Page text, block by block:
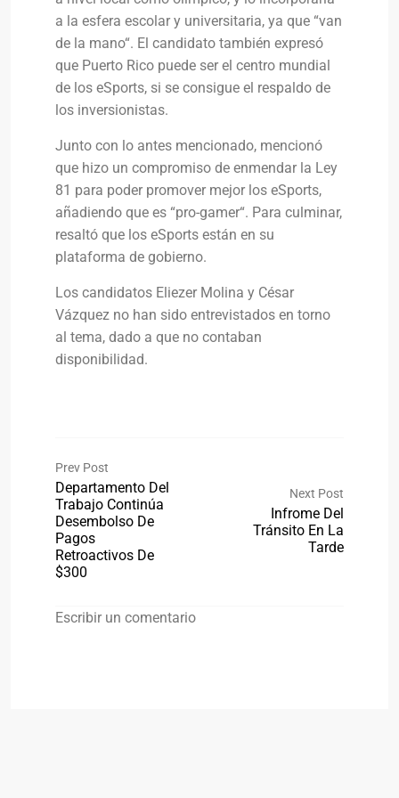
a la esfera escolar y universitaria, ya que “van
de la mano“. El candidato también expresó
que Puerto Rico puede ser el centro mundial
de los eSports, si se consigue el respaldo de
los inversionistas.
Junto con lo antes mencionado, mencionó
que hizo un compromiso de enmendar la Ley
81 para poder promover mejor los eSports,
añadiendo que es “pro-gamer“. Para culminar,
resaltó que los eSports están en su
plataforma de gobierno.
Los candidatos Eliezer Molina y César
Vázquez no han sido entrevistados en torno
al tema, dado a que no contaban
disponibilidad.
Prev Post
Departamento Del
Trabajo Continúa
Desembolso De
Pagos
Retroactivos De
$300
Next Post
Infrome Del
Tránsito En La
Tarde
Escribir un comentario